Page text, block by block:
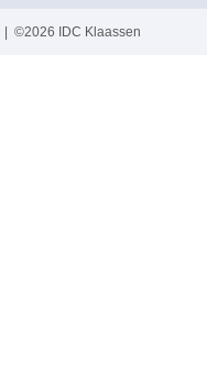
| ©2026 IDC Klaassen